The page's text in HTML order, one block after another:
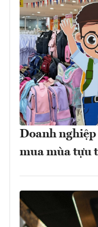
Doanh nghiệp
mua mùa tựu